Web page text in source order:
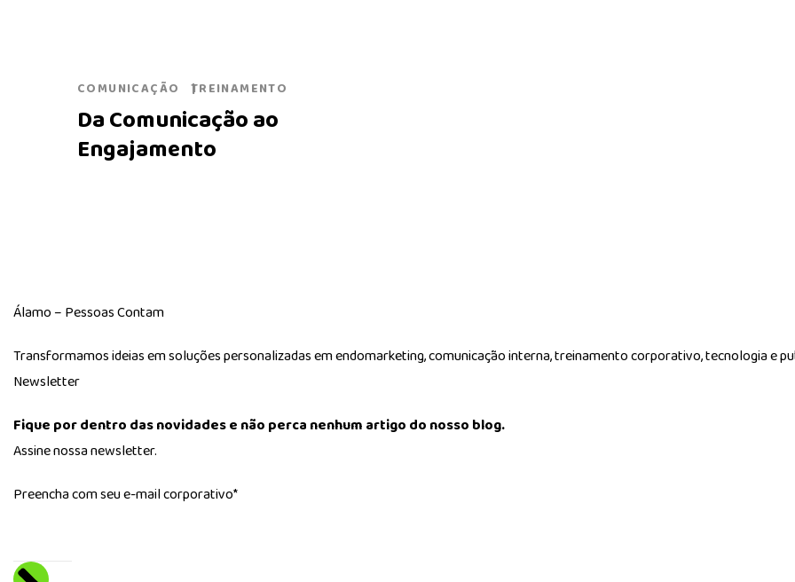
COMUNICAÇÃO TREINAMENTO
Da Comunicação ao
Engajamento
Álamo – Pessoas Contam
Transformamos ideias em soluções personalizadas em endomarketing, comunicação interna, treinamento corporativo, tecnologia e
Newsletter
Fique por dentro das novidades e não perca nenhum artigo do nosso blog.
Assine nossa newsletter.
Preencha com seu e-mail corporativo*